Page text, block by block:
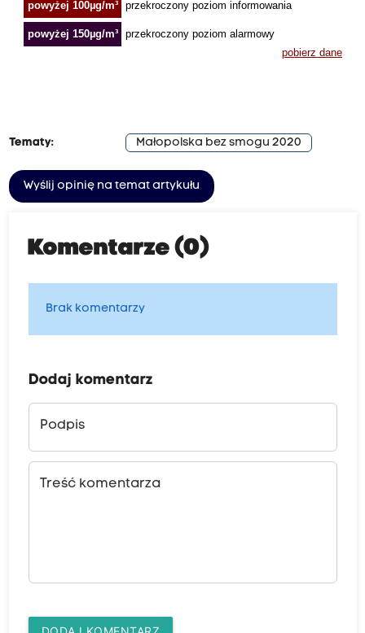
Tematy: Małopolska bez smogu 2020
Wyślij opinię na temat artykułu
Komentarze (0)
Brak komentarzy
Dodaj komentarz
Podpis
Treść komentarza